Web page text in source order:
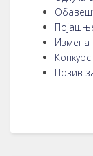
Измена
Позив